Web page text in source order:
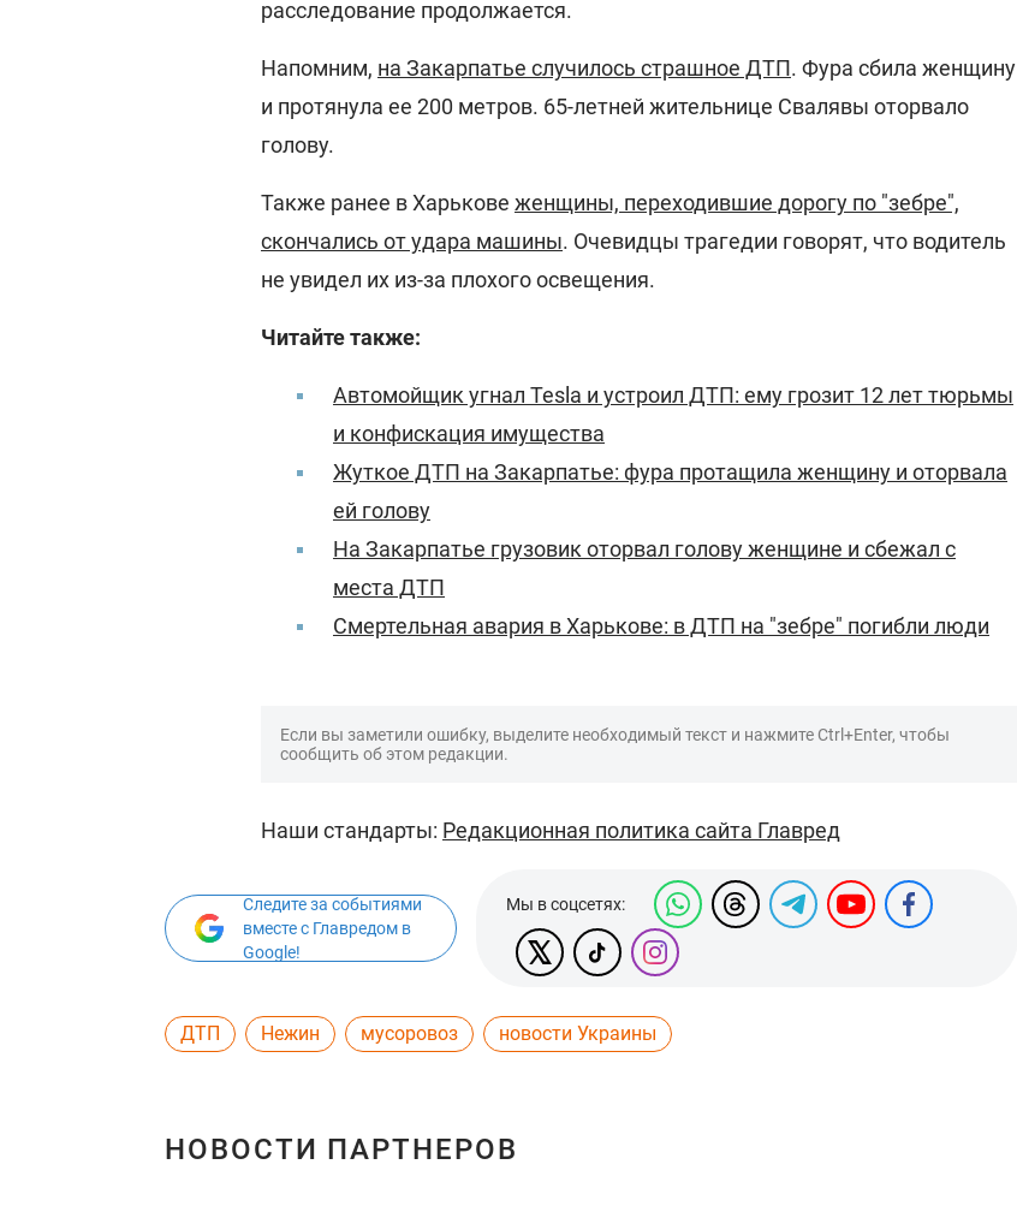
расследование продолжается.
Напомним, на Закарпатье случилось страшное ДТП. Фура сбила женщину
и протянула ее 200 метров. 65-летней жительнице Свалявы оторвало
голову.
Также ранее в Харькове женщины, переходившие дорогу по "зебре",
скончались от удара машины. Очевидцы трагедии говорят, что водитель
не увидел их из-за плохого освещения.
Читайте также:
Автомойщик угнал Tesla и устроил ДТП: ему грозит 12 лет тюрьмы
и конфискация имущества
Жуткое ДТП на Закарпатье: фура протащила женщину и оторвала
ей голову
На Закарпатье грузовик оторвал голову женщине и сбежал с
места ДТП
Смертельная авария в Харькове: в ДТП на "зебре" погибли люди
Если вы заметили ошибку, выделите необходимый текст и нажмите Ctrl+Enter, чтобы
сообщить об этом редакции.
Наши стандарты: Редакционная политика сайта Главред
Следите за событиями
вместе с Главредом в
Google!
Мы в соцсетях:
ДТП Нежин мусоровоз новости Украины
НОВОСТИ ПАРТНЕРОВ